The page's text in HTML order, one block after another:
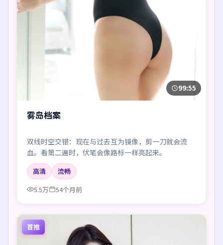
99:55
雾岛档案
双线时空交错：现在与过去互为镜像，剪一刀就会流
血。看第二遍时，伏笔会像路标一样亮起来。
高清
流畅
5.5万
54个月前
首推